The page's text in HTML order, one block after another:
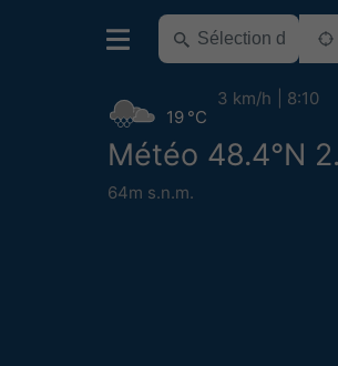
Météo 48.4°N
64m s.n.m.
19 °C
3 km/h 8:10